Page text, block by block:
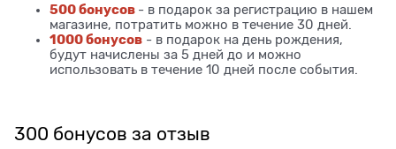
500 бонусов - в подарок за регистрацию в нашем
магазине, потратить можно в течение 30 дней.
1000 бонусов - в подарок на день рождения,
будут начислены за 5 дней до и можно
использовать в течение 10 дней после события.
300 бонусов за отзыв